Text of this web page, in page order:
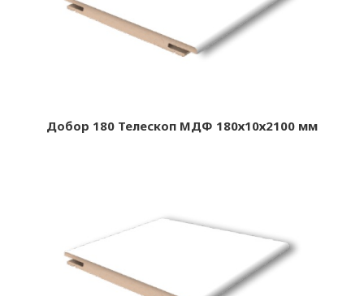
Добор 180 Телескоп МДФ 180х10х2100 мм